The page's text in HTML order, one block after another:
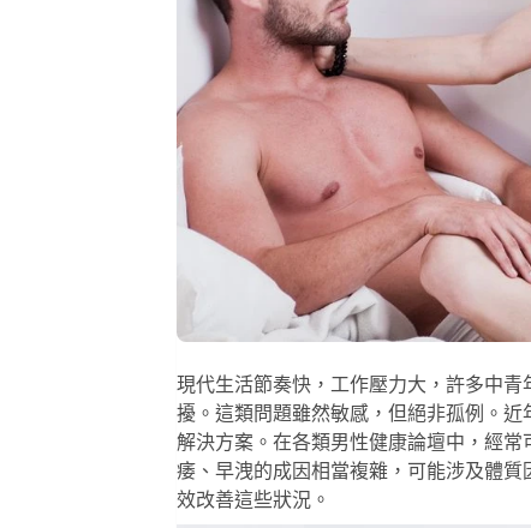
現代生活節奏快，工作壓力大，許多中
擾。這類問題雖然敏感，但絕非孤例。近
解決方案。在各類男性健康論壇中，經
痿、早洩的成因相當複雜，可能涉及體
效改善這些狀況。